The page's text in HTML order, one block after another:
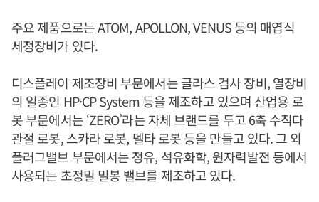
주요 제품으로는 ATOM, APOLLON, VENUS 등의 매엽식
세정장비가 있다.
디스플레이 제조장비 부문에서는 글라스 검사 장비, 열장비
의 일종인 HP·CP System 등을 제조하고 있으며 산업용 로
봇 부문에서는 ‘ZERO’라는 자체 브랜드를 두고 6축 수직다
관절 로봇, 스카라 로봇, 델타 로봇 등을 만들고 있다. 그 외
플러그밸브 부문에서는 정유, 석유화학, 원자력발전 등에서
사용되는 초정밀 밀봉 밸브를 제조하고 있다.